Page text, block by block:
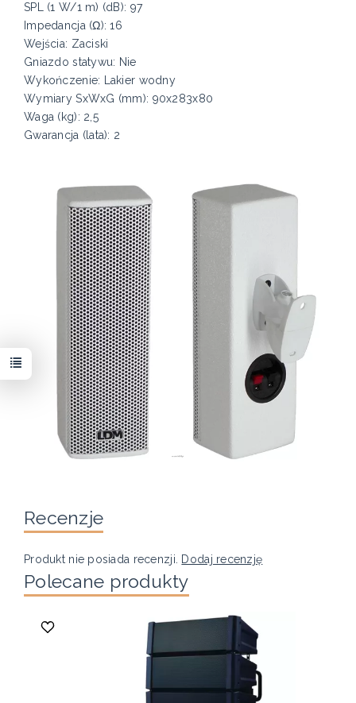
SPL (1 W/1 m) (dB): 97
Impedancja (Ω): 16
Wejścia: Zaciski
Gniazdo statywu: Nie
Wykończenie: Lakier wodny
Wymiary SxWxG (mm): 90x283x80
Waga (kg): 2,5
Gwarancja (lata): 2
Recenzje
Produkt nie posiada recenzji. Dodaj recenzję
Polecane produkty